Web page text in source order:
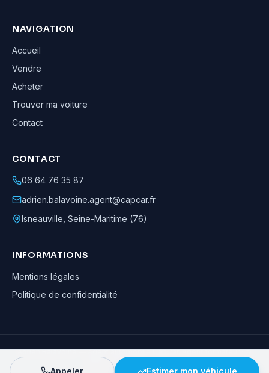
NAVIGATION
Accueil
Vendre
Acheter
Trouver ma voiture
Contact
CONTACT
06 64 76 35 87
adrien.balavoine.agent@capcar.fr
Isneauville Seine-Maritime (76)
INFORMATIONS
Mentions légales
Politique de confidentialité
Adrien Balavoine—Agent automobile CapCar, Agent formateur· ©
· Tous droits réservés
Appeler Estimer mon véhicule